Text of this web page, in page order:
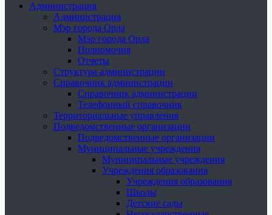
Администрация
Администрация
Мэр города Орла
Мэр города Орла
Полномочия
Отчеты
Структура администрации
Справочник администрации
Справочник администрации
Телефонный справочник
Территориальные управления
Подведомственные организации
Подведомственные организации
Муниципальные учреждения
Муниципальные учреждения
Учреждения образования
Учреждения образования
Школы
Детские сады